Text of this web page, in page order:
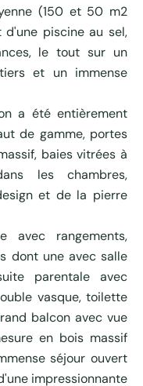
(150 et 50 m2
d'une piscine au sel,
le tout sur un
et un immense
a été entièrement
de gamme, portes
baies vitrées à
les chambres,
et de la pierre
avec rangements,
dont une avec salle
parentale avec
vasque, toilette
balcon avec vue
en bois massif
séjour ouvert
impressionnante